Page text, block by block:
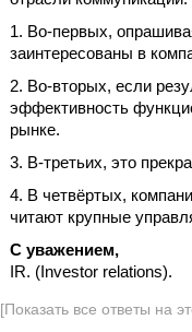
Во-первых,
заинтересованы в
Во-вторых, если
эффективность
рынке.
В-третьих, это
В четвёртых,
читают крупные
С уважением,
IR. (Investor relations).
[Показать все ответы на